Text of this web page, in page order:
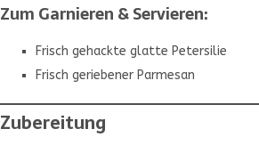
Zum Garnieren & Servieren:
Frisch gehackte glatte Petersilie
Frisch geriebener Parmesan
Zubereitung